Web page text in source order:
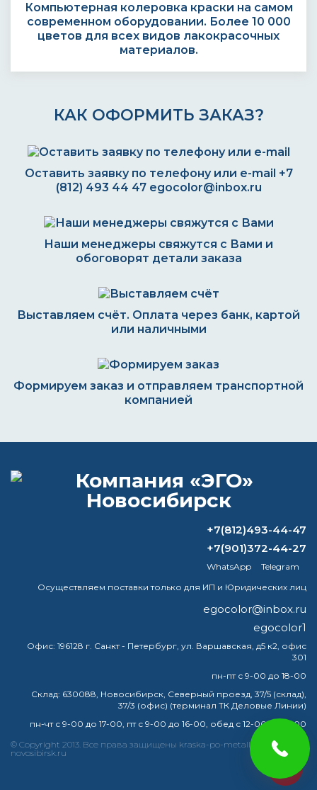
Компьютерная колеровка краски на самом
современном оборудовании. Более 10 000
цветов для всех видов лакокрасочных
материалов.
КАК ОФОРМИТЬ ЗАКАЗ?
Оставить заявку по телефону или e-mail +7
(812) 493 44 47 egocolor@inbox.ru
Наши менеджеры свяжутся с Вами и
обоговорят детали заказа
Выставляем счёт. Оплата через банк, картой
или наличными
Формируем заказ и отправляем транспортной
компанией
ВОПРОС-ОТВЕТ
после преобразователя ржавчины?
Какие краски нельзя наносить на
Что лучше всего приобрести у вас для
автоцистерны для транспортировки
питьевой воды.
Какая краска устойчива к нагреванию?
краска эмаль металлу купить грунт
металла
+7(812)493-44-47
+7(901)372-44-27
WhatsApp
Telegram
Осуществляем поставки только для ИП и Юридических лиц
egocolor@inbox.ru
egocolor1
Офис: 196128 г. Санкт - Петербург, ул. Варшавская, д5 к2, офис
301
пн-пт с 9-00 до 18-00
Склад: 630088, Новосибирск, Северный проезд, 37/5 (склад),
37/3 (офис) (терминал ТК Деловые Линии)
пн-чт с 9-00 до 17-00, пт с 9-00 до 16-00, обед с 12-00 до 13-00
© Copyright 2013. Все права защищены kraska-po-metallu-
novosibirsk.ru